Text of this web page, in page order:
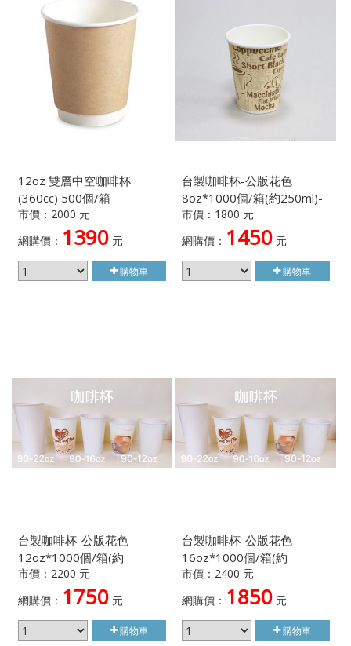
12oz 雙層中空咖啡杯
(360cc) 500個/箱
市價：2000 元
網購價： 1390 元
購物車
台製咖啡杯-公版花色
8oz*1000個/箱(約250ml)-
顏色隨機出貨不挑款
市價：1800 元
網購價： 1450元
購物車
台製咖啡杯-公版花色
12oz*1000個/箱(約
360ml)-顏色隨機出貨不挑
款
市價：2200 元
網購價： 1750 元
購物車
台製咖啡杯-公版花色
16oz*1000個/箱(約
480ml)-顏色隨機出貨不挑
款
市價：2400 元
網購價： 1850元
購物車